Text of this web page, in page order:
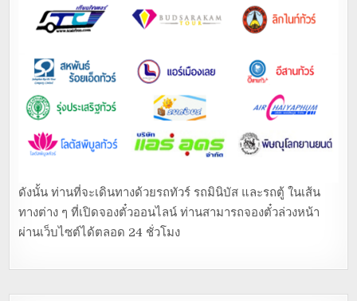
ดังนั้น ท่านที่จะเดินทางด้วยรถทัวร์ รถมินิบัส และรถตู้ ในเส้น
ทางต่าง ๆ ที่เปิดจองตั๋วออนไลน์ ท่านสามารถจองตั๋วล่วงหน้า
ผ่านเว็บไซต์ได้ตลอด 24 ชั่วโมง